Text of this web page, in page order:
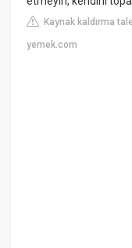
Kaynak kaldırma
yemek.com